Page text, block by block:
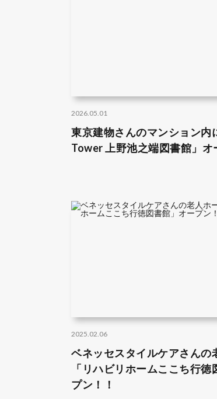
2026.05.01
東京建物さんのマンション内
Tower 上野池之端図書館」オ
2025.02.06
ベネッセスタイルケアさんの
「リハビリホームここち行徳
プン！！